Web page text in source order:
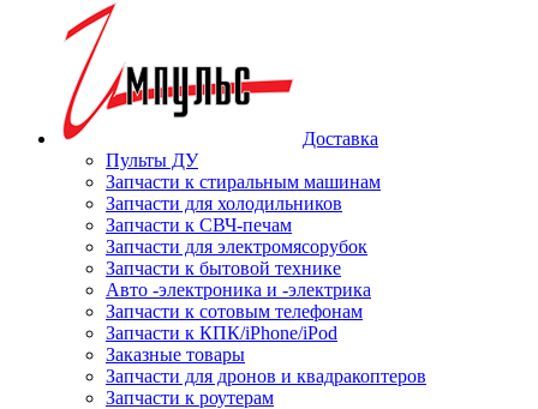
Доставка
Пульты ДУ
Запчасти к стиральным машинам
Запчасти для холодильников
Запчасти к СВЧ-печам
Запчасти для электромясорубок
Запчасти к бытовой технике
Авто -электроника и -электрика
Запчасти к сотовым телефонам
Запчасти к КПК/iPhone/iPod
Заказные товары
Запчасти для дронов и квадракоптеров
Запчасти к роутерам